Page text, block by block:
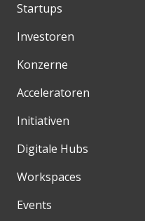
Startups
Investoren
Konzerne
Acceleratoren
Initiativen
Digitale Hubs
Workspaces
Events